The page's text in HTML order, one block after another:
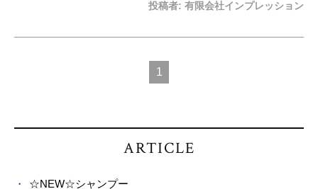
投稿者: 有限会社インプレッション
1
ARTICLE
☆NEW☆シャンプー